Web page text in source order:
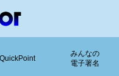
QuickPoint
みんなの
電子署名